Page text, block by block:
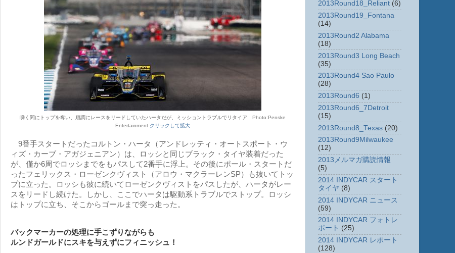
瞬く間にトップを奪い、順調にレースをリードしていたハータだが、ミッショントラブルでリタイア Photo:Penske
Entertainment クリックして拡大
9番手スタートだったコルトン・ハータ（アンドレッティ・オートスポート・ウ
ィズ・カーブ・アガジェニアン）は、ロッシと同じブラック・タイヤ装着だった
が、僅か6周でロッシまでをもパスして2番手に浮上。その後にポール・スタートだ
ったフェリックス・ローゼンクヴィスト（アロウ・マクラーレンSP）も抜いてトッ
プに立った。ロッシも彼に続いてローゼンクヴィストをパスしたが、ハータがレー
スをリードし続けた。しかし、ここでハータは駆動系トラブルでストップ。ロッシ
はトップに立ち、そこからゴールまで突っ走った。
バックマーカーの処理に手こずりながらも
ルンドガールドにスキを与えずにフィニッシュ！
2013Round18_Reliant (6)
2013Round19_Fontana
(14)
2013Round2 Alabama
(18)
2013Round3 Long Beach
(35)
2013Round4 Sao Paulo
(28)
2013Round6 (1)
2013Round6_7Detroit
(15)
2013Round8_Texas (20)
2013Round9Milwaukee
(12)
2013メルマガ購読情報
(5)
2014 INDYCAR スタート
タイヤ (8)
2014 INDYCAR ニュース
(59)
2014 INDYCAR フォトレ
ポート (25)
2014 INDYCAR レポート
(128)